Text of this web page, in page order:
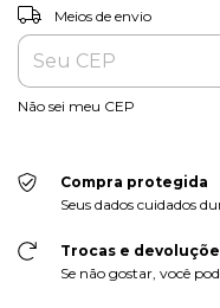
Entregas para o CEP:
Meios de envio
Não sei meu CEP
Compra protegida
Seus dados cuidados
Trocas e
Se não gostar, você